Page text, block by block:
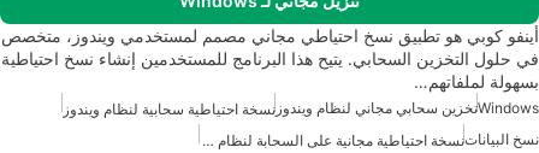
أينفو كوبي هو تطبيق نسخ احتياطي مجاني مصمم لمستخدمي ويندوز، متخصص
في حلول التخزين السحابي. يتيح هذا البرنامج للمستخدمين إنشاء نسخ احتياطية
بسهولة لملفاتهم…
Windowsتخزين سحابي مجاني لنظام ويندوز نسخة احتياطية سحابية لنظام ويندوز
نسخ البيانات
نسخة احتياطية مجانية على السحابة لنظام ويندوز